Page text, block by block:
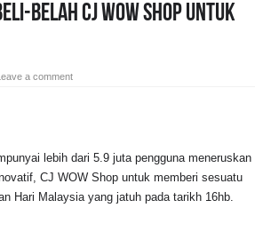
belah CJ WOW SHOP Untuk
a comment
lebih dari 5.9 juta pengguna meneruskan
CJ WOW Shop untuk memberi sesuatu
Hari Malaysia yang jatuh pada tarikh 16hb.